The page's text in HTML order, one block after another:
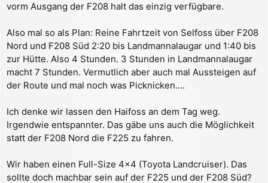
vorm Ausgang der F208 halt das einzig verfügbare.
Also mal so als Plan: Reine Fahrtzeit von Selfoss über F208
Nord und F208 Süd 2:20 bis Landmannalaugar und 1:40 bis
zur Hütte. Also 4 Stunden. 3 Stunden in Landmannalaugar
macht 7 Stunden. Vermutlich aber auch mal Aussteigen auf
der Route und mal noch was Picknicken….
Ich denke wir lassen den Haifoss an dem Tag weg.
Irgendwie entspannter. Das gäbe uns auch die Möglichkeit
statt der F208 Nord die F225 zu fahren.
Wir haben einen Full-Size 4x4 (Toyota Landcruiser). Das
sollte doch machbar sein auf der F225 und der F208 Süd?